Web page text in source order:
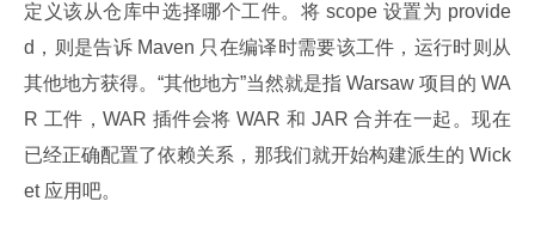
定义该从仓库中选择哪个工件。将 scope 设置为 provide
d，则是告诉 Maven 只在编译时需要该工件，运行时则从
其他地方获得。“其他地方”当然就是指 Warsaw 项目的 WA
R 工件，WAR 插件会将 WAR 和 JAR 合并在一起。现在
已经正确配置了依赖关系，那我们就开始构建派生的 Wick
et 应用吧。